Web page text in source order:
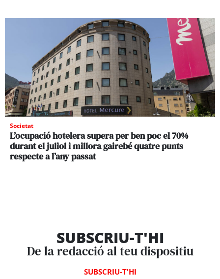
Societat
L’ocupació hotelera supera per ben poc el 70%
durant el juliol i millora gairebé quatre punts
respecte a l’any passat
SUBSCRIU-T'HI
De la redacció al teu dispositiu
SUBSCRIU-T'HI